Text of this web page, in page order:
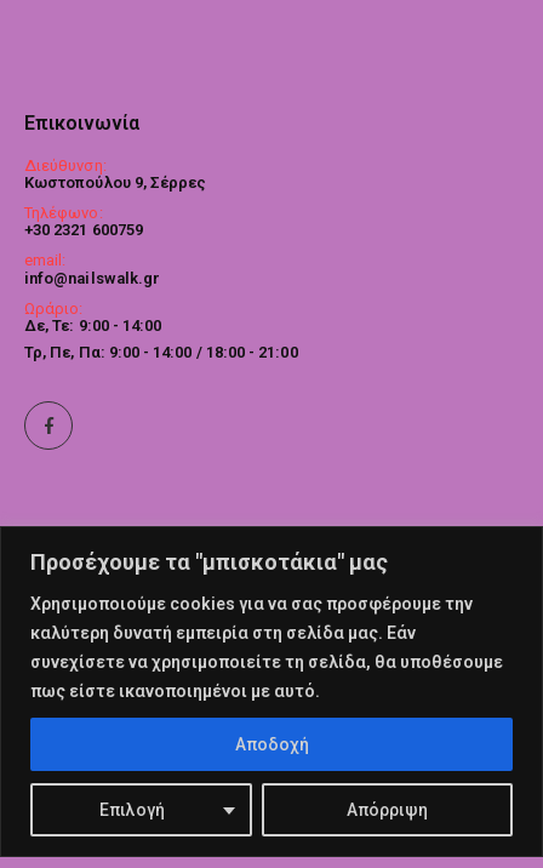
Προσέχουμε τα "μπισκοτάκια" μας
Χρησιμοποιούμε cookies για να σας προσφέρουμε την
καλύτερη δυνατή εμπειρία στη σελίδα μας. Εάν
συνεχίσετε να χρησιμοποιείτε τη σελίδα, θα υποθέσουμε
πως είστε ικανοποιημένοι με αυτό.
Επιλογή Απόρριψη
Αποδοχή
Επικοινωνία
Διεύθυνση:
Κωστοπούλου 9, Σέρρες
Τηλέφωνο:
+30 2321 600759
email:
info@nailswalk.gr
Ωράριο:
Δε, Τε: 9:00 - 14:00
Τρ, Πε, Πα: 9:00 - 14:00 / 18:00 - 21:00
© nailswalk 2022. All Rights Reserved